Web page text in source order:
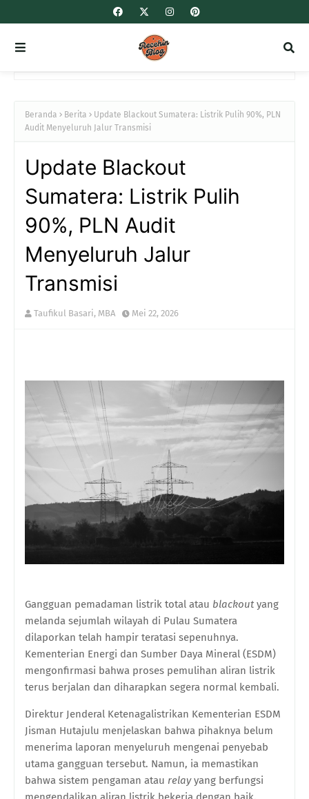
Beranda Berita
Update Blackout Sumatera: Listrik Pulih 90%, PLN
Audit Menyeluruh Jalur Transmisi
Update Blackout
Sumatera: Listrik Pulih
90%, PLN Audit
Menyeluruh Jalur
Transmisi
Taufikul Basari, MBA Mei 22, 2026
Gangguan pemadaman listrik total atau blackout yang
melanda sejumlah wilayah di Pulau Sumatera
dilaporkan telah hampir teratasi sepenuhnya.
Kementerian Energi dan Sumber Daya Mineral (ESDM)
mengonfirmasi bahwa proses pemulihan aliran listrik
terus berjalan dan diharapkan segera normal kembali.
Direktur Jenderal Ketenagalistrikan Kementerian ESDM
Jisman Hutajulu menjelaskan bahwa pihaknya belum
menerima laporan menyeluruh mengenai penyebab
utama gangguan tersebut. Namun, ia memastikan
bahwa sistem pengaman atau relayyang berfungsi